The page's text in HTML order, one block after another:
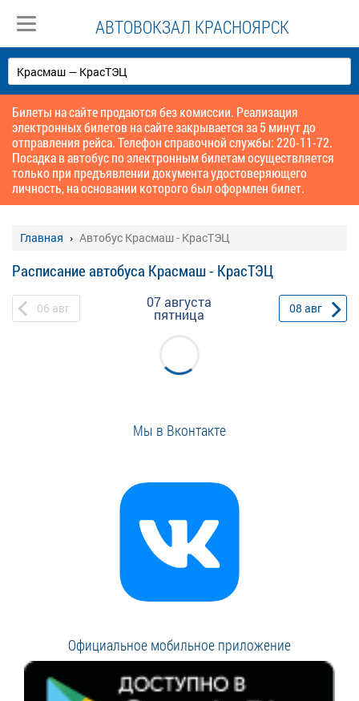
АВТОВОКЗАЛ КРАСНОЯРСК
Билеты на сайте продаются без комиссии. Реализация
электронных билетов на сайте закрывается за 5 минут до
отправления рейса. Телефон справочной службы: 220-11-72.
Посадка в автобус по электронным билетам осуществляется
только при предъявлении документа удостоверяющего
личность, на основании которого был оформлен билет.
Главная Автобус Красмаш - КрасТЭЦ
Расписание автобуса Красмаш - КрасТЭЦ
06 авг 07 августа
пятница 08 авг
Мы в Вконтакте
Официальное мобильное приложение